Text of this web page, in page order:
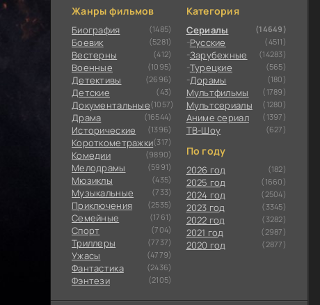
Жанры фильмов
Биография (1485)
Боевик (5281)
Вестерны (412)
Военные (1095)
Детективы (2696)
Детские (43)
Документальные(1057)
Драма (16544)
Исторические (1396)
Короткометражки(317)
Комедии (9890)
Мелодрамы (5991)
Мюзиклы (435)
Музыкальные (733)
Приключения (2535)
Семейные (1761)
Cпорт (704)
Триллеры (7737)
Ужасы (4779)
Фантастика (2436)
Фэнтези (2105)
Категория
Сериалы (14649)
Русские (4511)
Зарубежные (14283)
Турецкие (565)
Дорамы (180)
Мультфильмы (1789)
Мультсериалы (1280)
Аниме сериал (1397)
ТВ-Шоу (627)
По году
2026 год (182)
2025 год (1660)
2024 год (2504)
2023 год (3345)
2022 год (3282)
2021 год (2987)
2020 год (2877)